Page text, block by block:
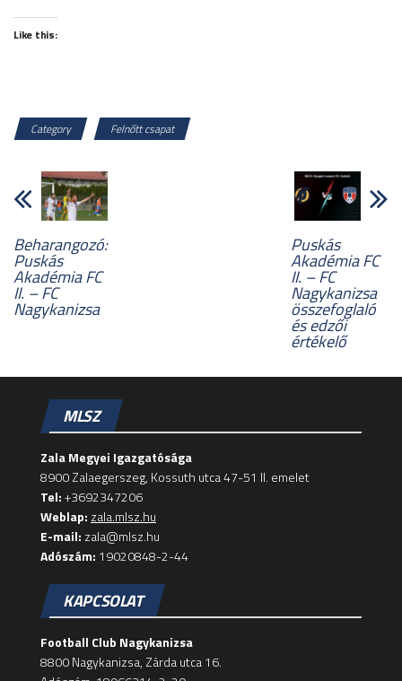
Like this:
Category Felnőtt csapat
Beharangozó:
Puskás
Akadémia FC
II. – FC
Nagykanizsa
Puskás
Akadémia FC
II. – FC
Nagykanizsa
összefoglaló
és edzői
értékelő
MLSZ
Zala Megyei Igazgatósága
8900 Zalaegerszeg, Kossuth utca 47-51 II. emelet
Tel:+3692347206
Weblap: zala.mlsz.hu
E-mail: zala@mlsz.hu
Adószám: 19020848-2-44
KAPCSOLAT
Football Club Nagykanizsa
8800 Nagykanizsa, Zárda utca 16.